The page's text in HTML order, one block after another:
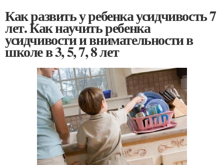
Как развить у ребенка усидчивость 7
лет. Как научить ребенка
усидчивости и внимательности в
школе в 3, 5, 7, 8 лет